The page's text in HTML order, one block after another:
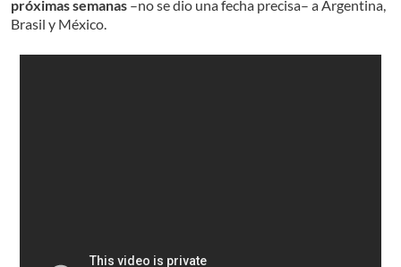
próximas semanas –no se dio una fecha precisa– a Argentina,
Brasil y México.